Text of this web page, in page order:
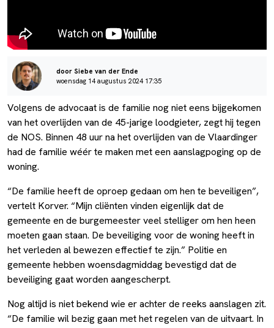
door Siebe van der Ende
woensdag 14 augustus 2024 17:35
Volgens de advocaat is de familie nog niet eens bijgekomen
van het overlijden van de 45-jarige loodgieter, zegt hij tegen
de NOS. Binnen 48 uur na het overlijden van de Vlaardinger
had de familie wéér te maken met een aanslagpoging op de
woning.
“De familie heeft de oproep gedaan om hen te beveiligen”,
vertelt Korver. “Mijn cliënten vinden eigenlijk dat de
gemeente en de burgemeester veel stelliger om hen heen
moeten gaan staan. De beveiliging voor de woning heeft in
het verleden al bewezen effectief te zijn.” Politie en
gemeente hebben woensdagmiddag bevestigd dat de
beveiliging gaat worden aangescherpt.
Nog altijd is niet bekend wie er achter de reeks aanslagen zit.
“De familie wil bezig gaan met het regelen van de uitvaart. In